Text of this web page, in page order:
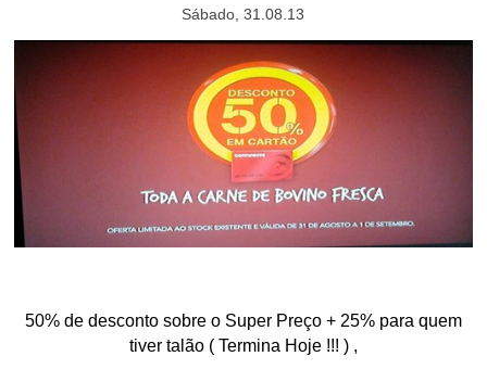
Sábado, 31.08.13
50% de desconto sobre o Super Preço + 25% para quem
tiver talão ( Termina Hoje !!! ) ,